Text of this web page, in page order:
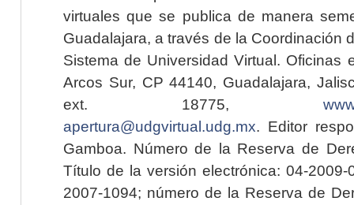
virtuales que se publica de manera
Guadalajara, a través de la Coordinación
Sistema de Universidad Virtual. Oficinas
Arcos Sur, CP 44140, Guadalajara,
ext. 18775,
apertura@udgvirtual.udg.mx. Editor
Gamboa. Número de la Reserva de
Título de la versión electrónica: 04-2009-
2007-1094; número de la Reserva de